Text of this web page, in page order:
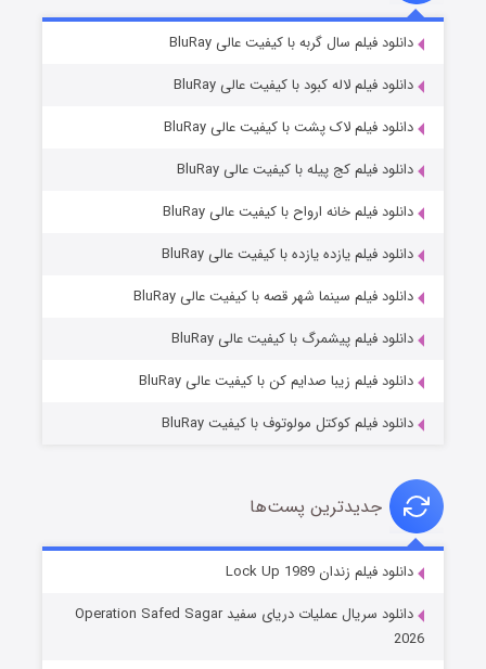
قسمت۶ (زیرنویس) منتشر شد
شوهر
دانلود فیلم سال گربه با کیفیت عالی BluRay
دانلود فیلم لاله کبود با کیفیت عالی BluRay
دانلود فیلم لاک پشت با کیفیت عالی BluRay
دانلود فیلم کج‌ پیله با کیفیت عالی BluRay
دانلود فیلم خانه ارواح با کیفیت عالی BluRay
دانلود فیلم یازده یازده با کیفیت عالی BluRay
دانلود فیلم سینما شهر قصه با کیفیت عالی BluRay
دانلود فیلم پیشمرگ با کیفیت عالی BluRay
دانلود فیلم زیبا صدایم کن با کیفیت عالی BluRay
دانلود فیلم کوکتل مولوتوف با کیفیت BluRay
جدیدترین پست‌ها
دانلود فیلم زندان Lock Up 1989
دانلود سریال عملیات دریای سفید Operation Safed Sagar
2026